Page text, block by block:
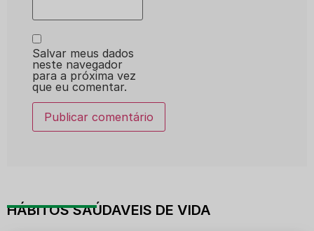
Salvar meus dados
neste navegador
para a próxima vez
que eu comentar.
HÁBITOS SAÚDAVEIS DE VIDA